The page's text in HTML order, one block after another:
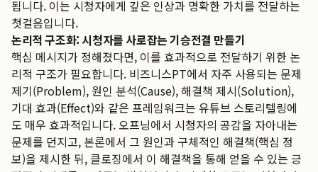
됩니다. 이는 시청자에게 깊은 인상과 명확한 가치를 전달하는
첫걸음입니다.
논리적 구조화: 시청자를 사로잡는 기승전결 만들기
핵심 메시지가 정해졌다면, 이를 효과적으로 전달하기 위한 논
리적 구조가 필요합니다. 비즈니스PT에서 자주 사용되는 문제
제기(Problem), 원인 분석(Cause), 해결책 제시(Solution),
기대 효과(Effect)와 같은 프레임워크는 유튜브 스토리텔링에
도 매우 효과적입니다. 오프닝에서 시청자의 공감을 자아내는
문제를 던지고, 본론에서 그 원인과 구체적인 해결책(핵심 정
보)을 제시한 뒤, 클로징에서 이 해결책을 통해 얻을 수 있는 긍